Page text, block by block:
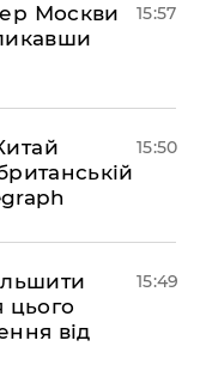
Москви
15:57
15:50
цього
від
15:49